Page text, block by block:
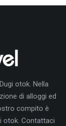
otok. Nella
di alloggi ed
compito è
otok. Contattaci